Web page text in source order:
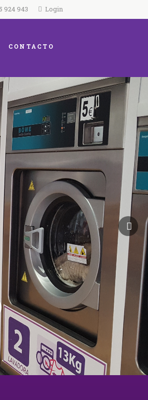
924 943 Login
CONTACTO